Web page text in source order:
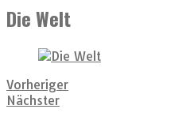
Die Welt
Vorheriger
Nächster